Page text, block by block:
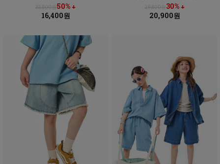
32,800원50% ↓
16,400원
29,800원30% ↓
20,900원